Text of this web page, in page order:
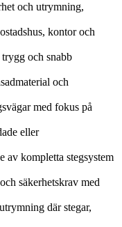
och utrymning,
kontor och
och snabb
och
med fokus på
eller
kompletta stegsystem
säkerhetskrav med
där stegar,